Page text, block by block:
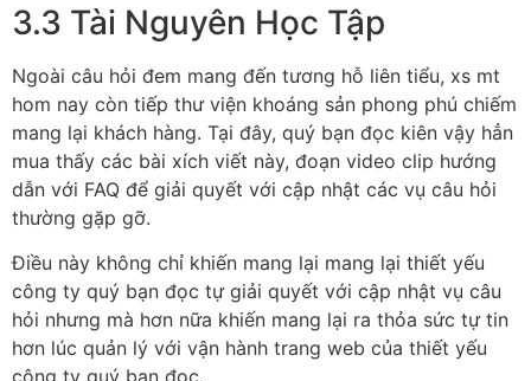
3.3 Tài Nguyên Học Tập
Ngoài câu hỏi đem mang đến tương hỗ liên tiểu, xs mt
hom nay còn tiếp thư viện khoáng sản phong phú chiếm
mang lại khách hàng. Tại đây, quý bạn đọc kiên vậy hẳn
mua thấy các bài xích viết này, đoạn video clip hướng
dẫn với FAQ để giải quyết với cập nhật các vụ câu hỏi
thường gặp gỡ.
Điều này không chỉ khiến mang lại mang lại thiết yếu
công ty quý bạn đọc tự giải quyết với cập nhật vụ câu
hỏi nhưng mà hơn nữa khiến mang lại ra thỏa sức tự tin
hơn lúc quản lý với vận hành trang web của thiết yếu